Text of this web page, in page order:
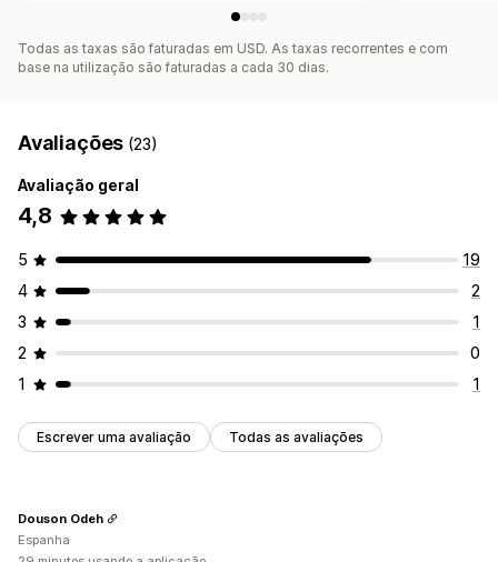
Todas as taxas são faturadas em USD. As taxas recorrentes e com
base na utilização são faturadas a cada 30 dias.
Avaliações (23)
Avaliação geral
4,8
5
19
4
2
3
1
2
0
1
1
Escrever uma avaliação Todas as avaliações
Douson Odeh
Espanha